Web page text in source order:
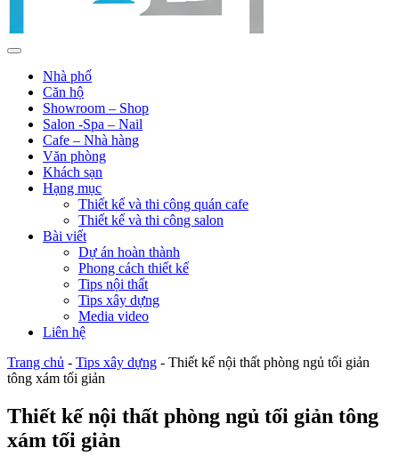
Nhà phố
Căn hộ
Showroom – Shop
Salon -Spa – Nail
Cafe – Nhà hàng
Văn phòng
Khách sạn
Hạng mục
Thiết kế và thi công quán cafe
Thiết kế và thi công salon
Bài viết
Dự án hoàn thành
Phong cách thiết kế
Tips nội thất
Tips xây dựng
Media video
Liên hệ
Trang chủ - Tips xây dựng - Thiết kế nội thất phòng ngủ tối giản
tông xám tối giản
Thiết kế nội thất phòng ngủ tối giản tông
xám tối giản